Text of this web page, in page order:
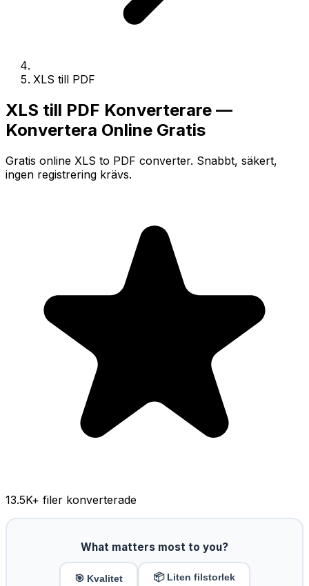
XLS till PDF
XLS till PDF Konverterare —
Konvertera Online Gratis
Gratis online XLS to PDF converter. Snabbt, säkert,
ingen registrering krävs.
13.5K+ filer konverterade
What matters most to you?
🎯 Kvalitet 📦 Liten filstorlek